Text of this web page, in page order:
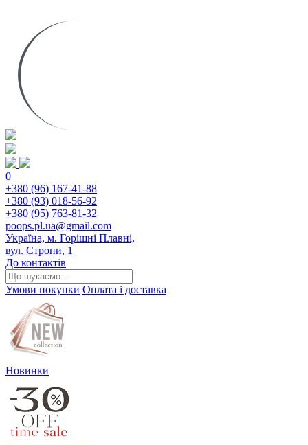
0
+380 (96) 167-41-88
+380 (93) 018-56-92
+380 (95) 763-81-32
poops.pl.ua@gmail.com
Україна, м. Горішні Плавні,
вул. Строни, 1
До контактів
Умови покупки Оплата і доставка
Новинки